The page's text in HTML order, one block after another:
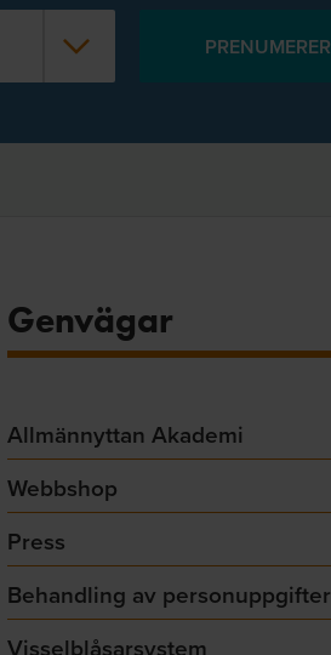
Genvägar
Allmännyttan Akademi
Webbshop
Press
Behandling av personuppgifter
Visselblåsarsystem